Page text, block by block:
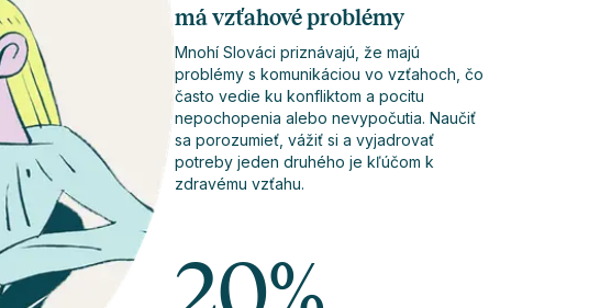
má vzťahové problémy
Mnohí Slováci priznávajú, že majú
problémy s komunikáciou vo vzťahoch, čo
často vedie ku konfliktom a pocitu
nepochopenia alebo nevypočutia. Naučiť
sa porozumieť, vážiť si a vyjadrovať
potreby jeden druhého je kľúčom k
zdravému vzťahu.